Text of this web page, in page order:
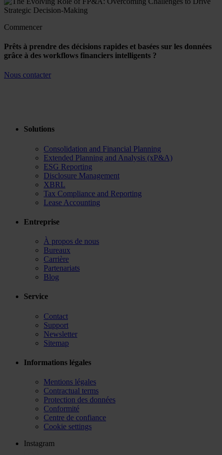
Commencer
Prêts à prendre des décisions rapides et basées sur les données
grâce à des workflows financiers intelligents ?
Nous contacter
Solutions
Consolidation and Financial Planning
Extended Planning and Analysis (xP&A)
ESG Reporting
Disclosure Management
XBRL
Tax Compliance and Reporting
Lease Accounting
Entreprise
À propos de nous
Bureaux
Carrière
Partenariats
Blog
Service
Contact
Support
Newsletter
Sitemap
Informations légales
Mentions légales
Contractual terms
Protection des données
Conformité
Centre de confiance
Cookie settings
Instagram